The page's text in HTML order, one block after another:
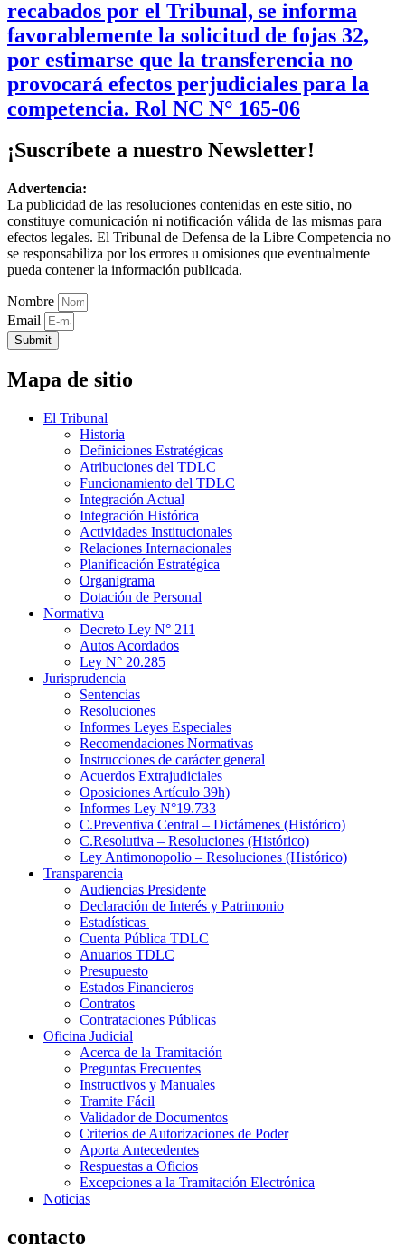
recabados por el Tribunal, se informa
favorablemente la solicitud de fojas 32,
por estimarse que la transferencia no
provocará efectos perjudiciales para la
competencia. Rol NC N° 165-06
¡Suscríbete a nuestro Newsletter!
Advertencia:
La publicidad de las resoluciones contenidas en este sitio, no
constituye comunicación ni notificación válida de las mismas para
efectos legales. El Tribunal de Defensa de la Libre Competencia no
se responsabiliza por los errores u omisiones que eventualmente
pueda contener la información publicada.
Nombre
Email
Submit
Mapa de sitio
El Tribunal
Historia
Definiciones Estratégicas
Atribuciones del TDLC
Funcionamiento del TDLC
Integración Actual
Integración Histórica
Actividades Institucionales
Relaciones Internacionales
Planificación Estratégica
Organigrama
Dotación de Personal
Normativa
Decreto Ley N° 211
Autos Acordados
Ley N° 20.285
Jurisprudencia
Sentencias
Resoluciones
Informes Leyes Especiales
Recomendaciones Normativas
Instrucciones de carácter general
Acuerdos Extrajudiciales
Oposiciones Artículo 39h)
Informes Ley N°19.733
C.Preventiva Central – Dictámenes (Histórico)
C.Resolutiva – Resoluciones (Histórico)
Ley Antimonopolio – Resoluciones (Histórico)
Transparencia
Audiencias Presidente
Declaración de Interés y Patrimonio
Estadísticas
Cuenta Pública TDLC
Anuarios TDLC
Presupuesto
Estados Financieros
Contratos
Contrataciones Públicas
Oficina Judicial
Acerca de la Tramitación
Preguntas Frecuentes
Instructivos y Manuales
Tramite Fácil
Validador de Documentos
Criterios de Autorizaciones de Poder
Aporta Antecedentes
Respuestas a Oficios
Excepciones a la Tramitación Electrónica
Noticias
contacto